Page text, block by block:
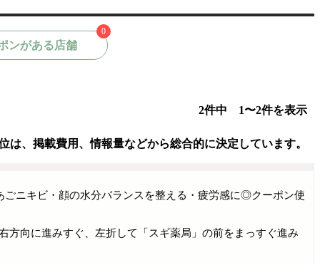
ンがある店舗
0
2件中 1〜2件を表示
は、掲載費用、情報量などから総合的に決定しています。
ニキビ・顔の水分バランスを整える・疲労感に◎クーポン使
向に進みすぐ、左折して「スギ薬局」の前をまっすぐ進み